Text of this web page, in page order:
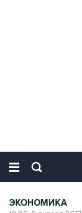
ЭКОНОМИКА